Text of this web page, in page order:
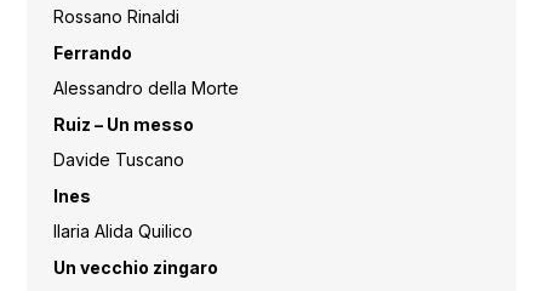
Rossano Rinaldi
Ferrando
Alessandro della Morte
Ruiz – Un messo
Davide Tuscano
Ines
Ilaria Alida Quilico
Un vecchio zingaro